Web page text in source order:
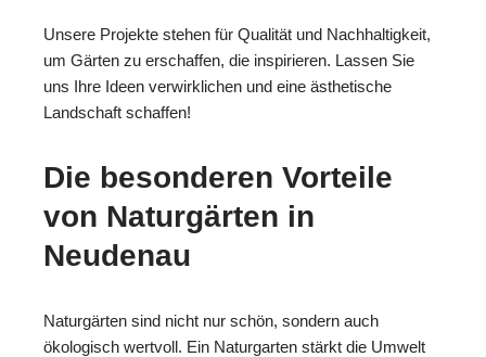
Unsere Projekte stehen für Qualität und Nachhaltigkeit,
um Gärten zu erschaffen, die inspirieren. Lassen Sie
uns Ihre Ideen verwirklichen und eine ästhetische
Landschaft schaffen!
Die besonderen Vorteile
von Naturgärten in
Neudenau
Naturgärten sind nicht nur schön, sondern auch
ökologisch wertvoll. Ein Naturgarten stärkt die Umwelt